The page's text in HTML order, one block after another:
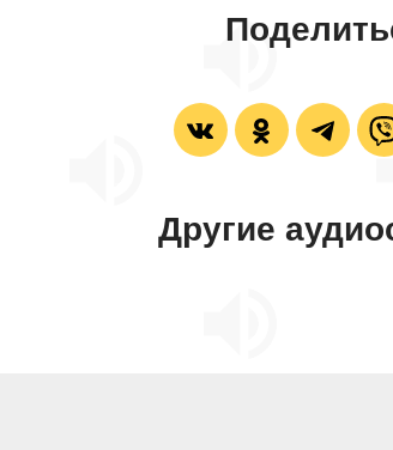
Другие